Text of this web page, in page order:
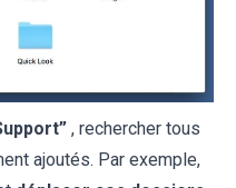
, rechercher tous
ajoutés. Par exemple,